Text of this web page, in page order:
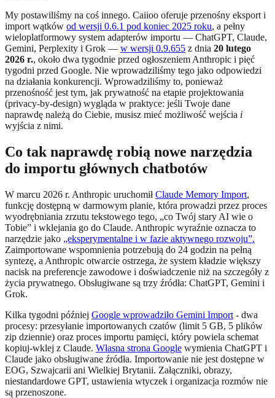
My postawiliśmy na coś innego. Caiioo oferuje przenośny eksport i
import wątków od wersji 0.6.1 pod koniec 2025 roku, a pełny
wieloplatformowy system adapterów importu — ChatGPT, Claude,
Gemini, Perplexity i Grok — w wersji 0.9.655 z dnia 20 lutego
2026 r., około dwa tygodnie przed ogłoszeniem Anthropic i pięć
tygodni przed Google. Nie wprowadziliśmy tego jako odpowiedzi
na działania konkurencji. Wprowadziliśmy to, ponieważ
przenośność jest tym, jak prywatność na etapie projektowania
(privacy-by-design) wygląda w praktyce: jeśli Twoje dane
naprawdę należą do Ciebie, musisz mieć możliwość wejścia i
wyjścia z nimi.
Co tak naprawdę robią nowe narzędzia
do importu głównych chatbotów
W marcu 2026 r. Anthropic uruchomiłClaude Memory Import,
funkcję dostępną w darmowym planie, która prowadzi przez proces
wyodrębniania zrzutu tekstowego tego, „co Twój stary AI wie o
Tobie” i wklejania go do Claude. Anthropic wyraźnie oznacza to
narzędzie jako „eksperymentalne i w fazie aktywnego rozwoju”.
Zaimportowane wspomnienia potrzebują do 24 godzin na pełną
syntezę, a Anthropic otwarcie ostrzega, że system kładzie większy
nacisk na preferencje zawodowe i doświadczenie niż na szczegóły z
życia prywatnego. Obsługiwane są trzy źródła: ChatGPT, Gemini i
Grok.
Kilka tygodni później Google wprowadziło Gemini Import - dwa
procesy: przesyłanie importowanych czatów (limit 5 GB, 5 plików
zip dziennie) oraz proces importu pamięci, który powiela schemat
kopiuj-wklej z Claude. Własna strona Google wymienia ChatGPT i
Claude jako obsługiwane źródła. Importowanie nie jest dostępne w
EOG, Szwajcarii ani Wielkiej Brytanii. Załączniki, obrazy,
niestandardowe GPT, ustawienia wtyczek i organizacja rozmów nie
są przenoszone.